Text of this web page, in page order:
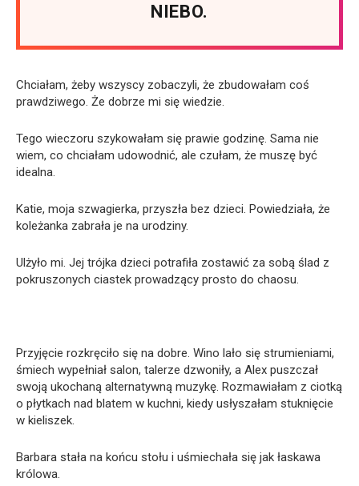
NIEBO.
Chciałam, żeby wszyscy zobaczyli, że zbudowałam coś
prawdziwego. Że dobrze mi się wiedzie.
Tego wieczoru szykowałam się prawie godzinę. Sama nie
wiem, co chciałam udowodnić, ale czułam, że muszę być
idealna.
Katie, moja szwagierka, przyszła bez dzieci. Powiedziała, że
koleżanka zabrała je na urodziny.
Ulżyło mi. Jej trójka dzieci potrafiła zostawić za sobą ślad z
pokruszonych ciastek prowadzący prosto do chaosu.
Przyjęcie rozkręciło się na dobre. Wino lało się strumieniami,
śmiech wypełniał salon, talerze dzwoniły, a Alex puszczał
swoją ukochaną alternatywną muzykę. Rozmawiałam z ciotką
o płytkach nad blatem w kuchni, kiedy usłyszałam stuknięcie
w kieliszek.
Barbara stała na końcu stołu i uśmiechała się jak łaskawa
królowa.